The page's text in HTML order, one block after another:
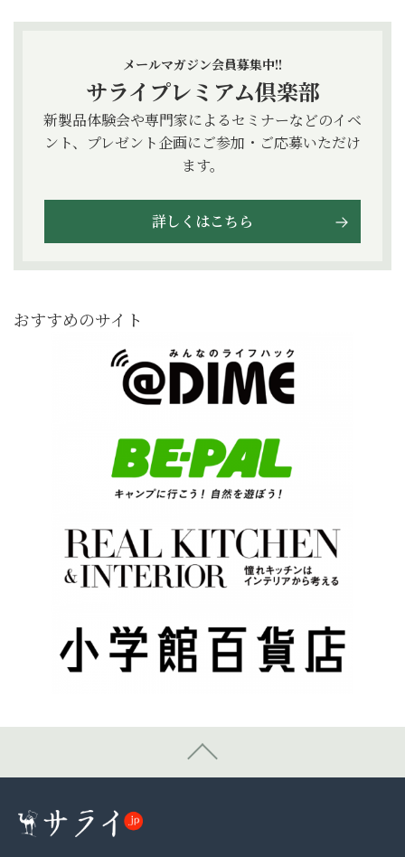
メールマガジン会員募集中!!
サライプレミアム倶楽部
新製品体験会や専門家によるセミナーなどのイベ
ント、プレゼント企画にご参加・ご応募いただけ
ます。
詳しくはこちら
おすすめのサイト